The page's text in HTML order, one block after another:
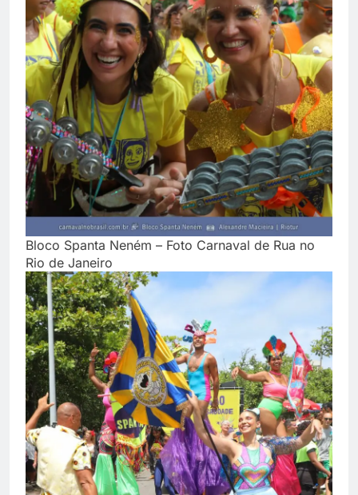
Bloco Spanta Neném – Foto Carnaval de Rua no
Rio de Janeiro